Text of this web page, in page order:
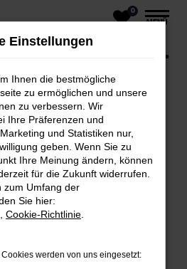
0
MENÜ
Ford Ecosport für Gelnhausen Top Angebote
für
Top
in der Nähe von
idealen Ford Ecosport – die
auf der Suche nach einem
Einstellungen
Ihnen die bestmögliche
zu ermöglichen und unsere
zu verbessern. Wir
Ihre Präferenzen und
und Statistiken nur,
geben. Wenn Sie zu
Ihre Meinung ändern, können
für die Zukunft widerrufen.
zum Umfang der
Sie hier:
Cookie-Richtlinie
werden von uns eingesetzt: